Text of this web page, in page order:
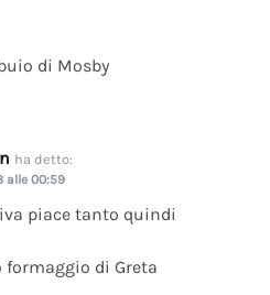
di Mosby
ha detto:
alle 00:59
piace tanto quindi
di Greta